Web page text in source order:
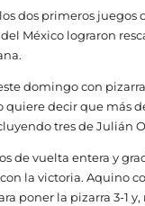
dos primeros juegos
del México lograron
domingo con
quiere decir que más
tres de Julián
de vuelta entera y
la victoria. Aquino
poner la pizarra 3-1